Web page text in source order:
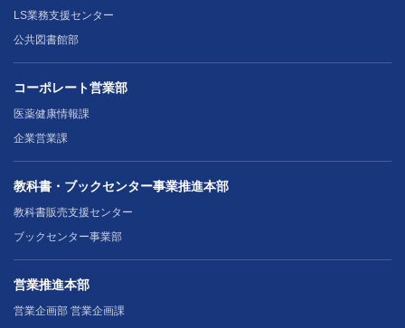
LS業務支援センター
公共図書館部
コーポレート営業部
医薬健康情報課
企業営業課
教科書・ブックセンター事業推進本部
教科書販売支援センター
ブックセンター事業部
営業推進本部
営業企画部 営業企画課